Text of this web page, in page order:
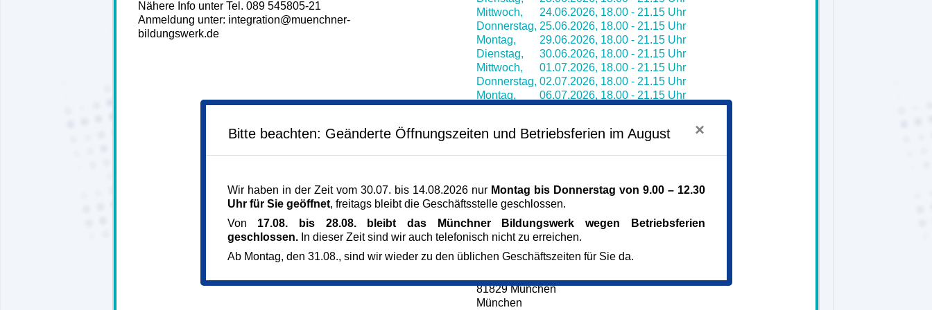
Nähere Info unter Tel. 089 545805-21
Anmeldung unter: integration@muenchner-
bildungswerk.de
Mittwoch,
24.06.2026, 18.00 - 21.15 Uhr
Donnerstag, 25.06.2026, 18.00 - 21.15 Uhr
Montag,
29.06.2026, 18.00 - 21.15 Uhr
Dienstag,
30.06.2026, 18.00 - 21.15 Uhr
Mittwoch,
01.07.2026, 18.00 - 21.15 Uhr
Donnerstag, 02.07.2026, 18.00 - 21.15 Uhr
Montag,
06.07.2026, 18.00 - 21.15 Uhr
Dienstag,
07.07.2026,18.00 - 21.15 Uhr
Donnerstag,09.07.2026,18.00 - 21.15 Uhr
Donnerstag,16.07.2026,18.00 - 21.15 Uhr
Montag,
20.07.2026,
Dienstag,
21.07.2026,18.00 - 21.15 Uhr
Kulturzentrum Messestadt Riem
81829 München
München
Bitte beachten: Geänderte Öffnungszeiten und Betriebsferien im August ×
Wir haben in der Zeit vom 30.07. bis 14.08.2026 nur Montag bis Donnerstag von 9.00 – 12.30
Uhr für Sie geöffnet, freitags bleibt die Geschäftsstelle geschlossen.
Von 17.08. bis 28.08. bleibt das Münchner Bildungswerk wegen Betriebsferien
geschlossen.In dieser Zeit sind wir auch telefonisch nicht zu erreichen.
Ab Montag, den 31.08., sind wir wieder zu den üblichen Geschäftszeiten für Sie da.